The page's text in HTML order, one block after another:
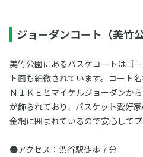
ジョーダンコート（美竹公
美竹公園にあるバスケコートはゴ
ト面も細微されています。コート
ＮＩＫＥとマイケルジョーダンか
が飾られており、バスケット愛好
金網に囲まれているので安心してプ
●アクセス：渋谷駅徒歩７分